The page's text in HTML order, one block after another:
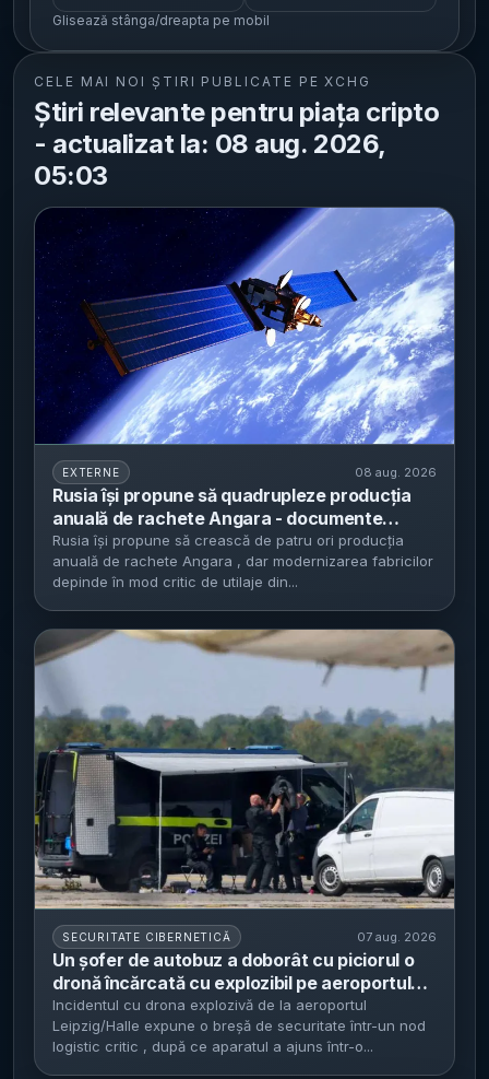
Glisează stânga/dreapta pe mobil
CELE MAI NOI ȘTIRI PUBLICATE PE XCHG
Știri relevante pentru piața cripto
- actualizat la: 08 aug. 2026,
05:03
EXTERNE 08 aug. 2026
Rusia își propune să quadrupleze producția
anuală de rachete Angara - documente
interne indică o dependență critică de utilaje
chinezești
Rusia își propune să crească de patru ori producția
anuală de rachete Angara , dar modernizarea fabricilor
depinde în mod critic de utilaje din...
SECURITATE CIBERNETICĂ 07 aug. 2026
Un șofer de autobuz a doborât cu piciorul o
dronă încărcată cu explozibil pe aeroportul
Leipzig/Halle - Parchetul federal a deschis
anchetă de terorism, iar originea dronei
rămâne neclară
Incidentul cu drona explozivă de la aeroportul
Leipzig/Halle expune o breșă de securitate într-un nod
logistic critic , după ce aparatul a ajuns într-o...